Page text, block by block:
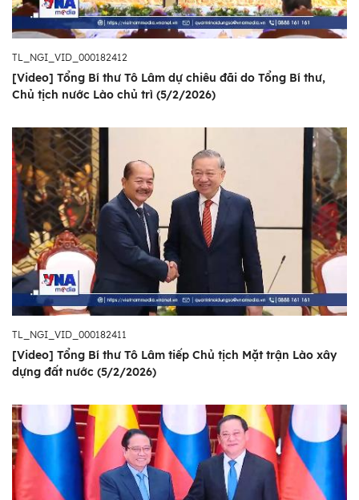
TL_NGI_VID_000182412
[Video] Tổng Bí thư Tô Lâm dự chiêu đãi do Tổng Bí thư,
Chủ tịch nước Lào chủ trì (5/2/2026)
TL_NGI_VID_000182411
[Video] Tổng Bí thư Tô Lâm tiếp Chủ tịch Mặt trận Lào xây
dựng đất nước (5/2/2026)